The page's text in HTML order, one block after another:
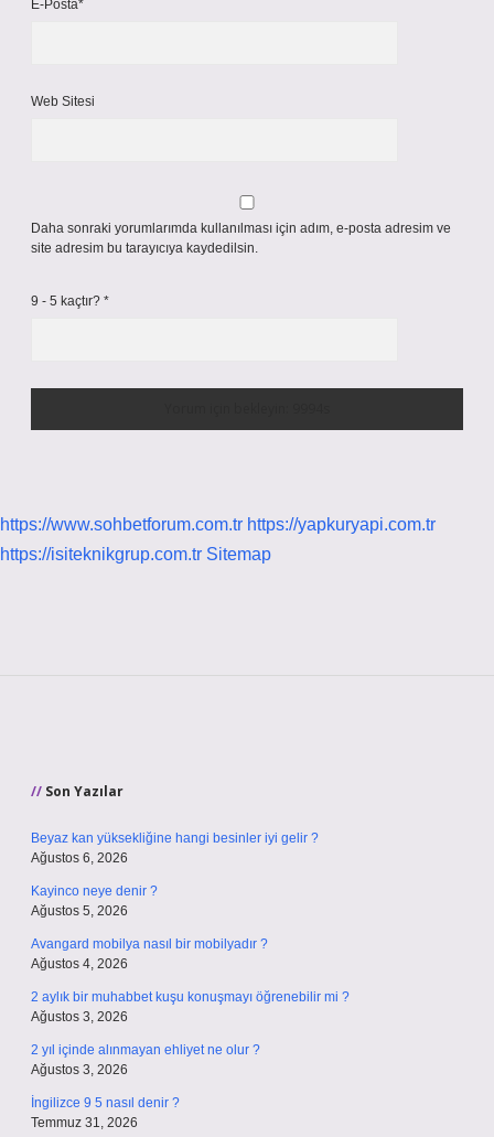
E-Posta*
Web Sitesi
Daha sonraki yorumlarımda kullanılması için adım, e-posta adresim ve
site adresim bu tarayıcıya kaydedilsin.
9 - 5 kaçtır? *
https://www.sohbetforum.com.tr https://yapkuryapi.com.tr
https://isiteknikgrup.com.tr Sitemap
Son Yazılar
Beyaz kan yüksekliğine hangi besinler iyi gelir ?
Ağustos 6, 2026
Kayinco neye denir ?
Ağustos 5, 2026
Avangard mobilya nasıl bir mobilyadır ?
Ağustos 4, 2026
2 aylık bir muhabbet kuşu konuşmayı öğrenebilir mi ?
Ağustos 3, 2026
2 yıl içinde alınmayan ehliyet ne olur ?
Ağustos 3, 2026
İngilizce 9 5 nasıl denir ?
Temmuz 31, 2026